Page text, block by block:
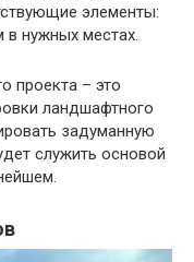
элементы:
в нужных местах.
проекта – это
ландшафтного
задуманную
служить основой